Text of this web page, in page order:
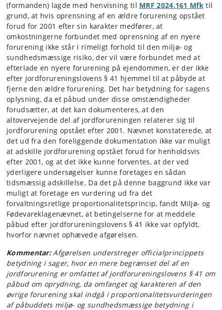
(formanden) lagde med henvisning til MRF 2024.161 Mfktil
grund, at hvis oprensning af en ældre forurening opstået
forud for 2001 efter sin karakter medfører, at
omkostningerne forbundet med oprensning af en nyere
forurening ikke står i rimeligt forhold til den miljø- og
sundhedsmæssige risiko, der vil være forbundet med at
efterlade en nyere forurening på ejendommen, er der ikke
efter jordforureningslovens § 41 hjemmel til at påbyde at
fjerne den ældre forurening. Det har betydning for sagens
oplysning, da et påbud under disse omstændigheder
forudsætter, at det kan dokumenteres, at den
altovervejende del af jordforureningen relaterer sig til
jordforurening opstået efter 2001. Nævnet konstaterede, at
det ud fra den foreliggende dokumentation ikke var muligt
at adskille jordforurening opstået forud for henholdsvis
efter 2001, og at det ikke kunne forventes, at der ved
yderligere undersøgelser kunne foretages en sådan
tidsmæssig adskillelse. Da det på denne baggrund ikke var
muligt at foretage en vurdering ud fra det
forvaltningsretlige proportionalitetsprincip, fandt Miljø- og
Fødevareklagenævnet, at betingelserne for at meddele
påbud efter jordforureningslovens § 41 ikke var opfyldt,
hvorfor nævnet ophævede afgørelsen.
Kommentar:Afgørelsen understreger officialprincippets
betydning i sager, hvor en mere begrænset del af en
jordforurening er omfattet af jordforureningslovens § 41 om
påbud om oprydning, da omfanget og karakteren af den
øvrige forurening skal indgå i proportionalitetsvurderingen
af påbuddets miljø- og sundhedsmæssige betydning i